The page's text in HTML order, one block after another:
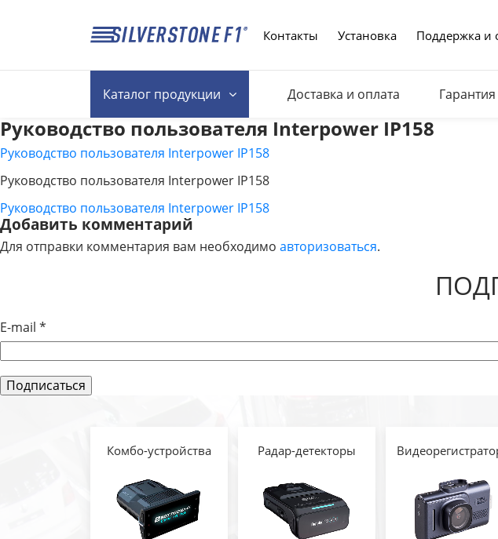
Контакты Установка Поддержка и
Каталогпродукции Доставка и оплата Гарантия
Руководство пользователя Interpower IP158
Руководство пользователя Interpower IP158
Руководство пользователя Interpower IP158
НАВИГАЦИЯ
ПО
Руководство пользователя Interpower IP158
Добавить комментарий
Для отправки комментария вам необходимо авторизоваться.
E-mail *
Комбо-устройства Радар-детекторы